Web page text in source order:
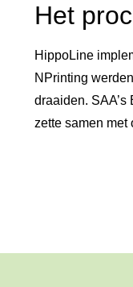
Het
HippoLine
NPrinting
draaiden.
zette samen met